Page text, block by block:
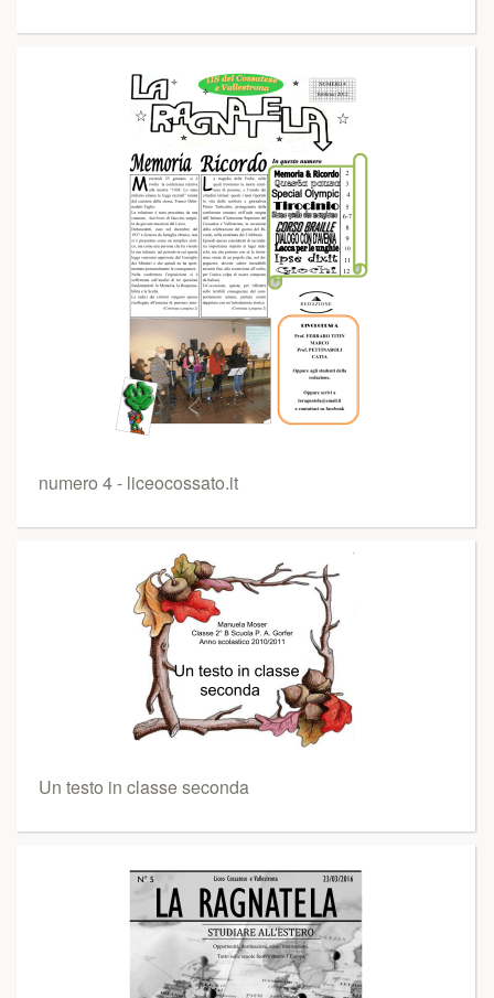
numero 4 - liceocossato.it
Un testo in classe seconda